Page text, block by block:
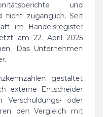
und
nicht zugänglich. Seit
im Handelsregister
am 22. April 2025
Das Unternehmen
gestaltet
externe Entscheider
Verschuldungs- oder
den Vergleich mit